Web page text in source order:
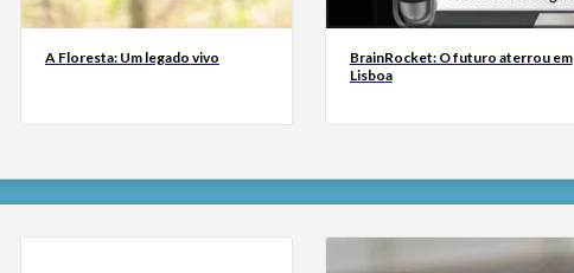
A Floresta: Um legado vivo
BrainRocket: O futuro aterrou em
Lisboa